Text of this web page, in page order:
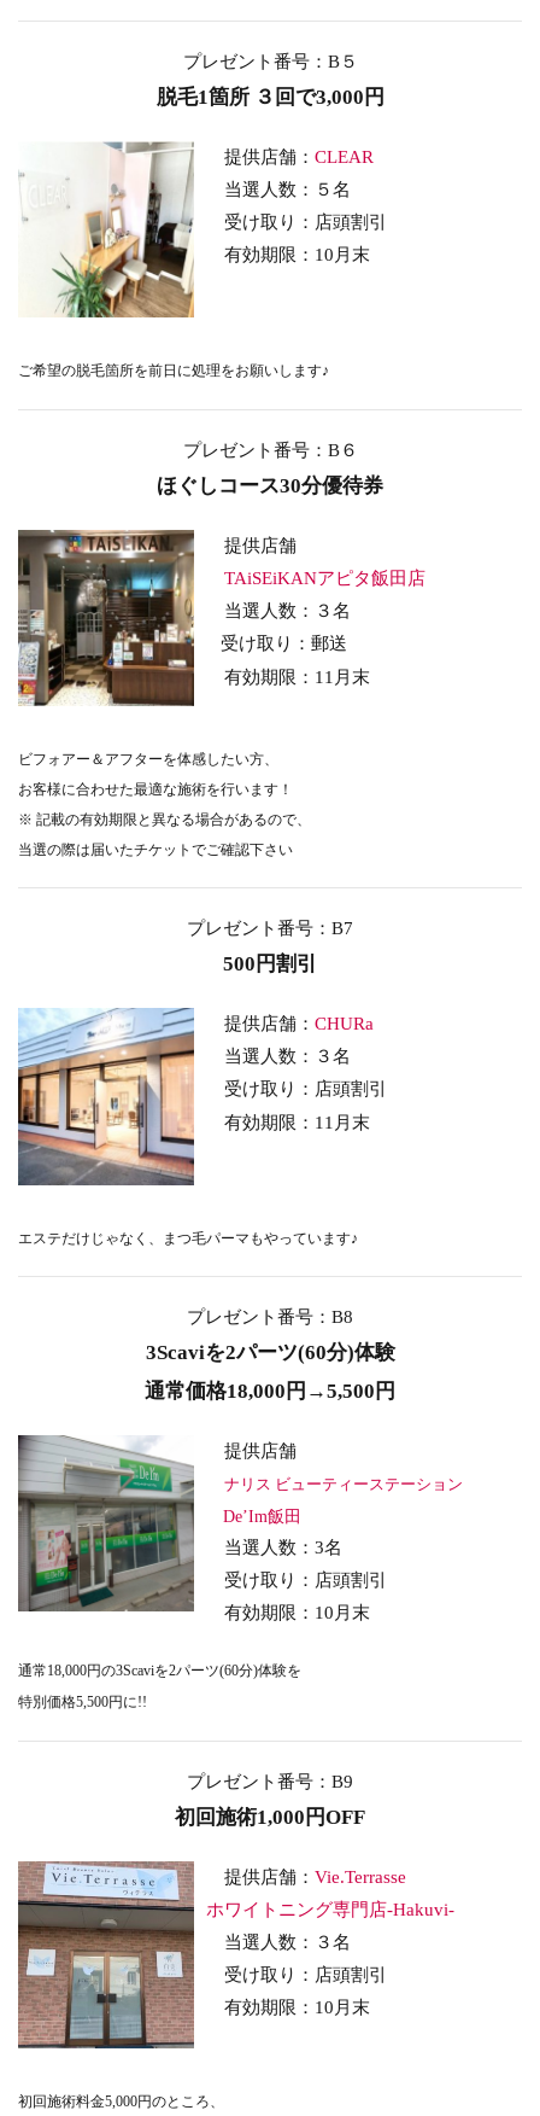
プレゼント番号：B５
脱毛1箇所 ３回で3,000円
提供店舗：CLEAR
当選人数：５名
受け取り：店頭割引
有効期限：10月末
ご希望の脱毛箇所を前日に処理をお願いします♪
プレゼント番号：B６
ほぐしコース30分優待券
提供店舗
TAiSEiKANアピタ飯田店
当選人数：３名
受け取り：郵送
有効期限：11月末
ビフォアー＆アフターを体感したい方、
お客様に合わせた最適な施術を行います！
※ 記載の有効期限と異なる場合があるので、
当選の際は届いたチケットでご確認下さい
プレゼント番号：B7
500円割引
提供店舗：CHURa
当選人数：３名
受け取り：店頭割引
有効期限：11月末
エステだけじゃなく、まつ毛パーマもやっています♪
プレゼント番号：B8
3Scaviを2パーツ(60分)体験
通常価格18,000円→5,500円
提供店舗
ナリス ビューティーステーション
De’Im飯田
当選人数：3名
受け取り ：店頭割引
有効期限：10月末
通常18,000円の3Scaviを2パーツ(60分)体験を
特別価格5,500円に!!
プレゼント番号：B9
初回施術1,000円OFF
提供店舗：Vie.Terrasse
ホワイトニング専門店-Hakuvi-
当選人数：３名
受け取り ：店頭割引
有効期限：10月末
初回施術料金5,000円のところ、